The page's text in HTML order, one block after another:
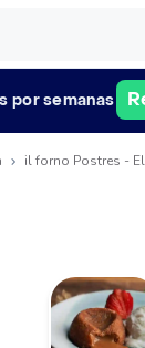
por semanas
il forno Postres -